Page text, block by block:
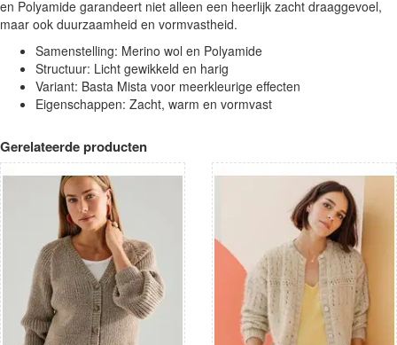
en Polyamide garandeert niet alleen een heerlijk zacht draaggevoel,
maar ook duurzaamheid en vormvastheid.
Samenstelling: Merino wol en Polyamide
Structuur: Licht gewikkeld en harig
Variant: Basta Mista voor meerkleurige effecten
Eigenschappen: Zacht, warm en vormvast
Gerelateerde producten